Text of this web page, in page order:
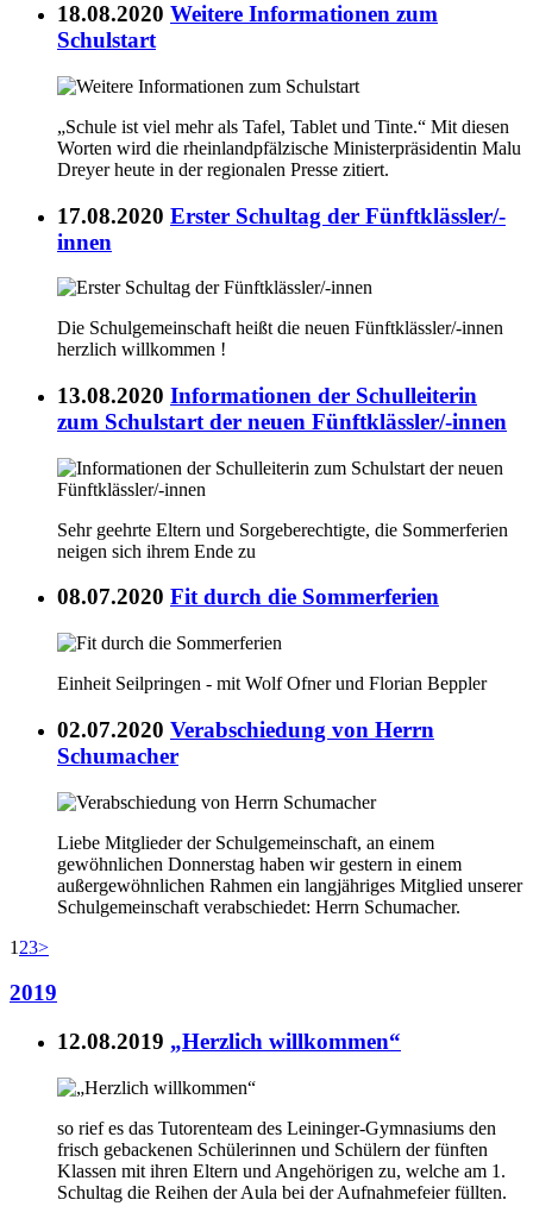
18.08.2020 Weitere Informationen zum
Schulstart
„Schule ist viel mehr als Tafel, Tablet und Tinte.“ Mit diesen
Worten wird die rheinlandpfälzische Ministerpräsidentin Malu
Dreyer heute in der regionalen Presse zitiert.
17.08.2020 Erster Schultag der Fünftklässler/-
innen
Die Schulgemeinschaft heißt die neuen Fünftklässler/-innen
herzlich willkommen !
13.08.2020 Informationen der Schulleiterin
zum Schulstart der neuen Fünftklässler/-innen
Sehr geehrte Eltern und Sorgeberechtigte, die Sommerferien
neigen sich ihrem Ende zu
08.07.2020 Fit durch die Sommerferien
Einheit Seilpringen - mit Wolf Ofner und Florian Beppler
02.07.2020 Verabschiedung von Herrn
Schumacher
Liebe Mitglieder der Schulgemeinschaft, an einem
gewöhnlichen Donnerstag haben wir gestern in einem
außergewöhnlichen Rahmen ein langjähriges Mitglied unserer
Schulgemeinschaft verabschiedet: Herrn Schumacher.
1 23>
2019
12.08.2019 „Herzlich willkommen“
so rief es das Tutorenteam des Leininger-Gymnasiums den
frisch gebackenen Schülerinnen und Schülern der fünften
Klassen mit ihren Eltern und Angehörigen zu, welche am 1.
Schultag die Reihen der Aula bei der Aufnahmefeier füllten.